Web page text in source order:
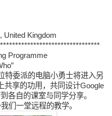
United Kingdom
Programme
特委派的电脑小勇士将进入另
共享的功用，共同设计Google
各自的课室与同学分享。
们一堂远程的教学。